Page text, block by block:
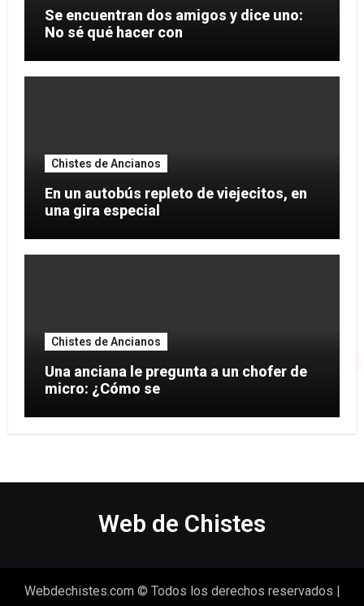
Se encuentran dos amigos y dice uno:
No sé qué hacer con
Chistes de Ancianos
En un autobús repleto de viejecitos, en
una gira especial
Chistes de Ancianos
Una anciana le pregunta a un chofer de
micro: ¿Cómo se
Web de Chistes
Webdechistes.com © Todos los derechos reservados